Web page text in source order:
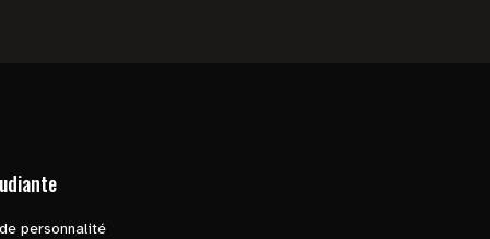
personnalité